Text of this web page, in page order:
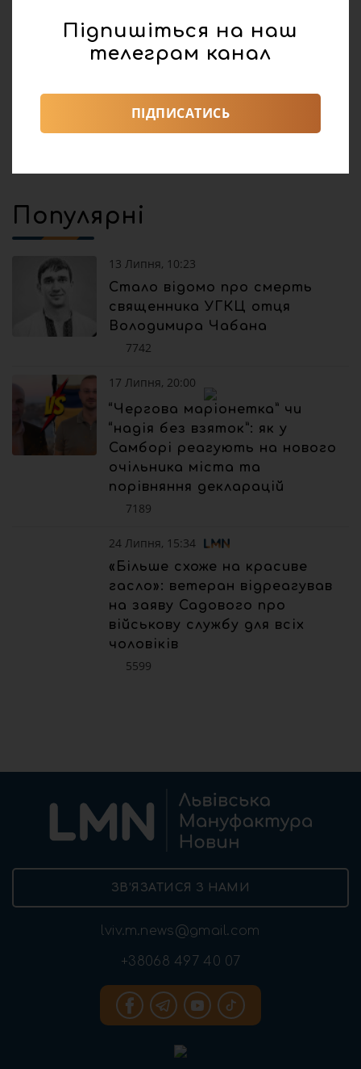
Поділитися:
Популярні
13 Липня, 10:23
Стало відомо про смерть
священника УГКЦ отця
Володимира Чабана
7742
17 Липня, 20:00
“Чергова маріонетка” чи
“надія без взяток”: як у
Самборі реагують на нового
очільника міста та
порівняння декларацій
7189
24 Липня, 15:34
«Більше схоже на красиве
гасло»: ветеран відреагував
на заяву Садового про
військову службу для всіх
чоловіків
5599
ЗВ’ЯЗАТИСЯ З НАМИ
lviv.m.news@gmail.com
+38068 497 40 07
Підпишіться на наш
телеграм канал
ПІДПИСАТИСЬ